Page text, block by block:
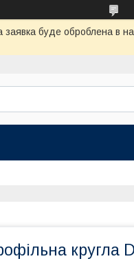
заявка буде оброблена в
кругла